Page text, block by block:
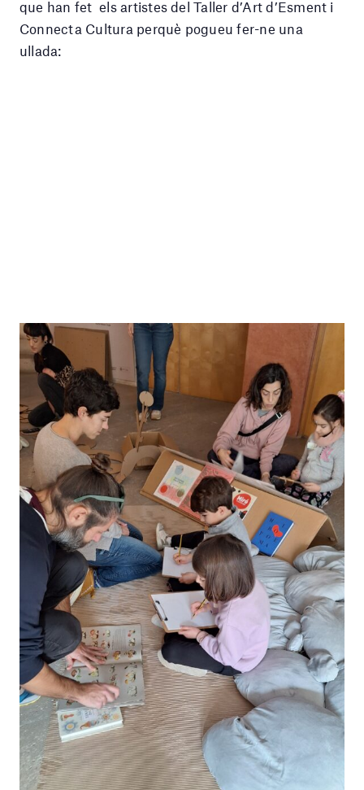
que han fet els artistes del Taller d’Art d’Esment i
Connecta Cultura perquè pogueu fer-ne una
ullada: